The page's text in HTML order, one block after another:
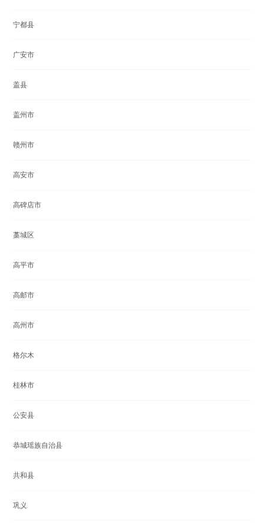
宁都县
广安市
盖县
盖州市
赣州市
高安市
高碑店市
藁城区
高平市
高邮市
高州市
格尔木
桂林市
公安县
恭城瑶族自治县
共和县
巩义